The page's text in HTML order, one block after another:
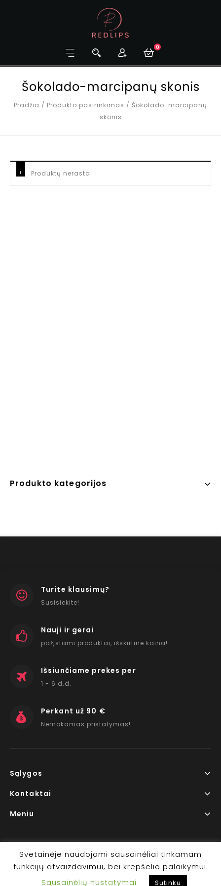
0
Šokolado-marcipanų skonis
Pradžia / Produkto pasirinkimas / Šokolado-marcipanų
skonis
Produktų nerasta.
Produkto kategorijos
Turite klausimų?
Susisiekite!
Nauji ir gerai
pažįstami produktai, išskirtine kaina!
Išsiunčiame prekes per
1 - 6 d.d.
Perkant už 90 €
Nemokamas pristatymas!
Sąlygos
Kontaktai
Meniu
Copyright © 2026 www.RedLips.lt Prekių išsiuntimas 1-6
d.d.
Svetainėje naudojami sausainėliai tinkamam
funkcijų atvaizdavimui, bei krepšelio palaikymui.
Sausainėlių nustatymai
Sutinku